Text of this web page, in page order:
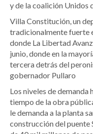
y de la coalición Unidos
Villa Constitución, un
tradicionalmente fuerte
donde La Libertad
junio, donde en la
tercera detrás del
gobernador Pullaro
Los niveles de demanda
tiempo de la obra
le demanda a la planta
construcción del puente